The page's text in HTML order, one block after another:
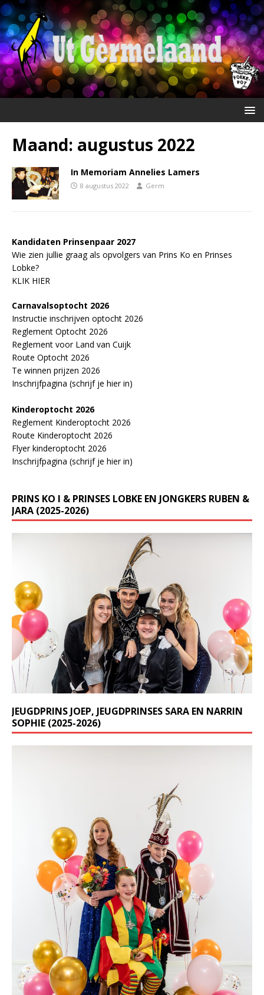
Maand: augustus 2022
In Memoriam Annelies Lamers
8 augustus 2022 Germ
Kandidaten Prinsenpaar 2027
Wie zien jullie graag als opvolgers van Prins Ko en Prinses
Lobke?
KLIK HIER
Carnavalsoptocht 2026
Instructie inschrijven optocht 2026
Reglement Optocht 2026
Reglement voor Land van Cuijk
Route Optocht 2026
Te winnen prijzen 2026
Inschrijfpagina (schrijf je hier in)
Kinderoptocht 2026
Reglement Kinderoptocht 2026
Route Kinderoptocht 2026
Flyer kinderoptocht 2026
Inschrijfpagina (schrijf je hier in)
PRINS KO I & PRINSES LOBKE EN JONGKERS RUBEN &
JARA (2025-2026)
JEUGDPRINS JOEP, JEUGDPRINSES SARA EN NARRIN
SOPHIE (2025-2026)